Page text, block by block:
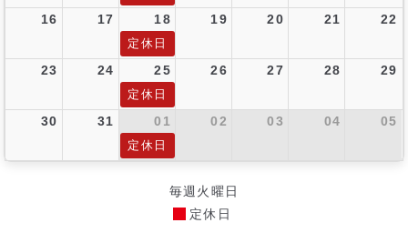
16 17 18 19 20 21 22
定休日
23 24 25 26 27 28 29
定休日
30 31 01 02 03 04 05
定休日
毎週火曜日
定休日